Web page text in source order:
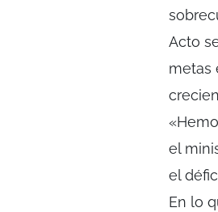
Acto
metas
el
el
En lo